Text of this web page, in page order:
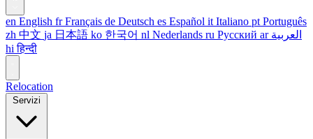
en English fr Français de Deutsch es Español it Italiano pt Português
zh 中文 ja 日本語 ko 한국어 nl Nederlands ru Русский ar العربية
hi हिन्दी
Relocation
Servizi